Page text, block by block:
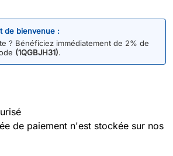
de bienvenue :
? Bénéficiez immédiatement de 2% de
(1QGBJH31).
de paiement n'est stockée sur nos